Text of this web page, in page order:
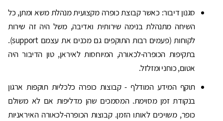
סגנון דיבור: כאשר קבוצת כופרה מקצועית מנהלת משא ומתן, כל
השיחה מתנהלת בנימה שירותית ואדיבה, משל היה זה שירות
לקוחות (פעמים רבות התוקפים גם מכנים את עצמם support).
בתקיפות הכופרה-לכאורה, המיוחסות לאיראן, טון הדיבור היה
אטום, כוחני ומזלזל.
תוקף המידע המודלף - קבוצות כופרה כלכליות תוקפות ארגון
בנקודת זמן מסוימת. המסמכים שהן מדליפות אם לא משולם
כופר, משויכים לאותו הזמן. קבוצות הכופרה-לכאורה האיראניות